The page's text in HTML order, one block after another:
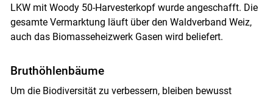
LKW mit Woody 50-Harvesterkopf wurde angeschafft. Die
gesamte Vermarktung läuft über den Waldverband Weiz,
auch das Biomasseheizwerk Gasen wird beliefert.
Bruthöhlenbäume
Um die Biodiversität zu verbessern, bleiben bewusst